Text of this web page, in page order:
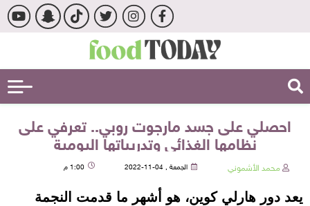
احصلي على جسد مارجوت روبي.. تعرفي على
نظامها الغذائي وتدريباتها اليومية
محمد الأشموني الجمعة , 04-11-2022 1:00 م
يعد دور هارلي كوين، هو أشهر ما قدمت النجمة